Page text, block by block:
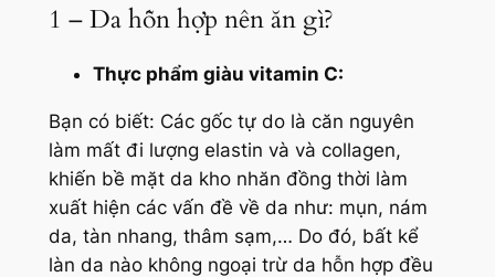
1 – Da hỗn hợp nên ăn gì?
Thực phẩm giàu vitamin C:
Bạn có biết: Các gốc tự do là căn nguyên
làm mất đi lượng elastin và và collagen,
khiến bề mặt da kho nhăn đồng thời làm
xuất hiện các vấn đề về da như: mụn, nám
da, tàn nhang, thâm sạm,… Do đó, bất kể
làn da nào không ngoại trừ da hỗn hợp đều